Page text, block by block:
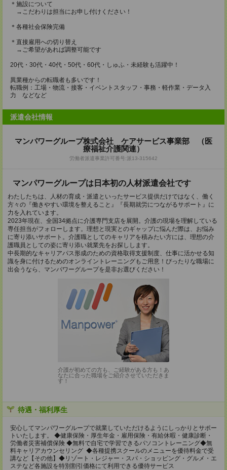
＊施設について
→こだわりは担当にお申し付けください！
＊各種社会保険完備
＊直接雇用への切り替え
→ご希望があれば調整可能です
20代・30代・40代・50代・60代・しゅふ・未経験も活躍中！
異業種からの転職者も多いです！
転職例：工場・物流・接客・イベントスタッフ・事務・軽作業・データ入
力 などなど
派遣会社情報
マンパワーグループ株式会社 ケアサービス事業部 （医
療福祉介護関連）
労働者派遣事業許可番号:派13-315642
マンパワーグループは日本初の人材派遣会社です
わたしたちは、人材の育成・派遣といったサービス提供だけではなく、働く
方々の『働きやすい環境を整えること』『長期就労につながるサポート』に
力を入れています。
2023年現在、全国34拠点に介護専門支店を展開。介護の現場を理解している
専任担当がフォローします。理想と現実とのギャップに悩んだ際は、お悩み
に寄り添いサポート。介護職としてのキャリアを積みたい方には、理想の介
護職員としての姿に寄り添い就業先をお探しします。
中長期的なキャリアパス形成のための資格取得支援制度、仕事に活かせる知
識を身に付けるためのオンライントレーニングもご用意！ぴったりな職場に
出会うなら、マンパワーグループを是非お選びください！
介護が初めての方も、ご経験がある方も！あ
なたに合った職場をご紹介させていただきま
す！
待遇・福利厚生
安心してマンパワーグループで就業していただけるようにしっかりとサポー
トいたします。 ◆健康保険・厚生年金・雇用保険・有給休暇・健康診断・
労働者災害補償保険 ◆無料で自宅で学習できるパソコントレーニング◆無
料キャリアカウンセリング ◆各種提携スクールのメニューを優待料金で受
講など【その他】◆リゾート・レジャー・スパ・ショッピング・グルメ・エ
ステなど各施設を特別割引価格にて利用できる優待サービス